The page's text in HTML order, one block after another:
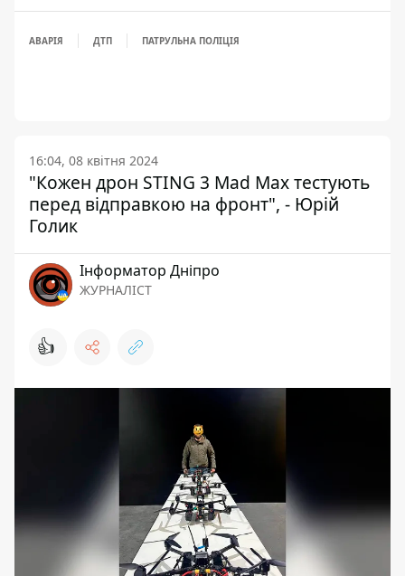
АВАРІЯ ДТП ПАТРУЛЬНА ПОЛІЦІЯ
16:04, 08 квітня 2024
"Кожен дрон STING 3 Mad Max тестують
перед відправкою на фронт", - Юрій
Голик
Інформатор Дніпро
ЖУРНАЛІСТ
👍